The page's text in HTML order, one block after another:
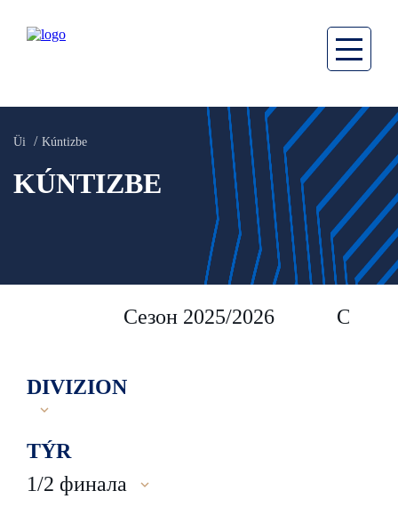
Üi Kúntizbe
KÚNTIZBE
Сезон 2025/2026 Сезон
DIVIZION
TÝR
1/2 финала